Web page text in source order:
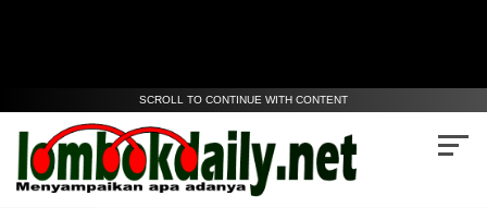
SCROLL TO CONTINUE WITH CONTENT